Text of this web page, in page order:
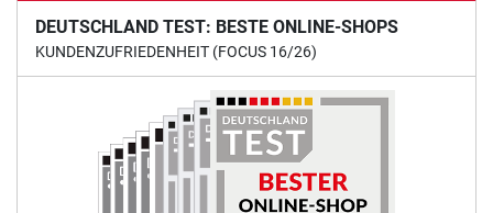
DEUTSCHLAND TEST: BESTE ONLINE-SHOPS
KUNDENZUFRIEDENHEIT (FOCUS 16/26)